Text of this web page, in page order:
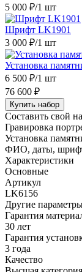
5 000 ₽/1 шт
Шрифт LK1901
3 000 ₽/1 шт
Установка
6 500 ₽/1 шт
76 600 ₽
Купить набор
Составить свой
Гравировка
Установка
ФИО, даты,
Характеристики
Основные
Артикул
LK6156
Другие
Гарантия
30 лет
Гарантия
3 года
Качество